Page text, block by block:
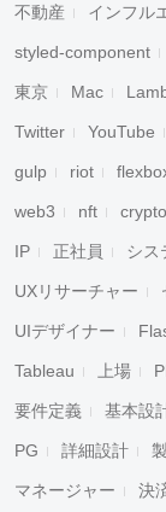
不動産 インフル
styled-component
東京 Mac
Twitter YouTube
gulp riot
web3 nft crypto
IP 正社員 シス
UXリサーチャー
UIデザイナー
Tableau 上場
要件定義 基本設
PG 詳細設計
マネージャー 決